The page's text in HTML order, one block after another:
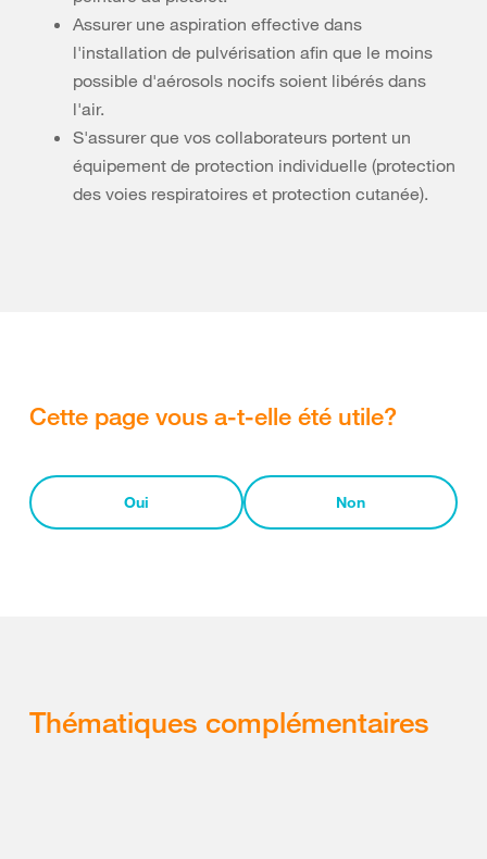
Assurer une aspiration effective dans
l'installation de pulvérisation afin que le moins
possible d'aérosols nocifs soient libérés dans
l'air.
S'assurer que vos collaborateurs portent un
équipement de protection individuelle (protection
des voies respiratoires et protection cutanée).
Cette page vous a-t-elle été utile?
Oui Non
Thématiques complémentaires